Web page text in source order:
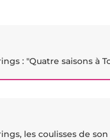
: "Quatre saisons à
les coulisses de